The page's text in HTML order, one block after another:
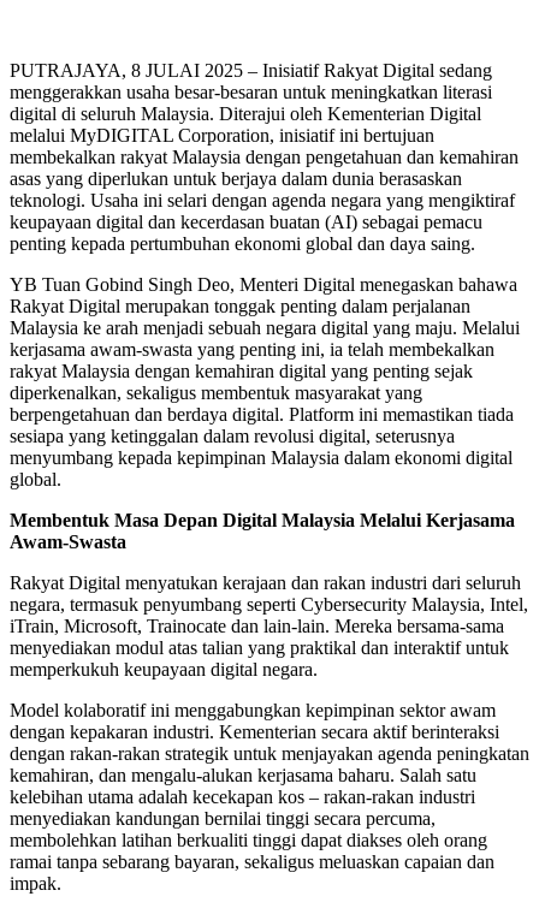
PUTRAJAYA, 8 JULAI 2025 – Inisiatif Rakyat Digital sedang
menggerakkan usaha besar-besaran untuk meningkatkan literasi
digital di seluruh Malaysia. Diterajui oleh Kementerian Digital
melalui MyDIGITAL Corporation, inisiatif ini bertujuan
membekalkan rakyat Malaysia dengan pengetahuan dan kemahiran
asas yang diperlukan untuk berjaya dalam dunia berasaskan
teknologi. Usaha ini selari dengan agenda negara yang mengiktiraf
keupayaan digital dan kecerdasan buatan (AI) sebagai pemacu
penting kepada pertumbuhan ekonomi global dan daya saing.
YB Tuan Gobind Singh Deo, Menteri Digital menegaskan bahawa
Rakyat Digital merupakan tonggak penting dalam perjalanan
Malaysia ke arah menjadi sebuah negara digital yang maju. Melalui
kerjasama awam-swasta yang penting ini, ia telah membekalkan
rakyat Malaysia dengan kemahiran digital yang penting sejak
diperkenalkan, sekaligus membentuk masyarakat yang
berpengetahuan dan berdaya digital. Platform ini memastikan tiada
sesiapa yang ketinggalan dalam revolusi digital, seterusnya
menyumbang kepada kepimpinan Malaysia dalam ekonomi digital
global.
Membentuk Masa Depan Digital Malaysia Melalui Kerjasama
Awam-Swasta
Rakyat Digital menyatukan kerajaan dan rakan industri dari seluruh
negara, termasuk penyumbang seperti Cybersecurity Malaysia, Intel,
iTrain, Microsoft, Trainocate dan lain-lain. Mereka bersama-sama
menyediakan modul atas talian yang praktikal dan interaktif untuk
memperkukuh keupayaan digital negara.
Model kolaboratif ini menggabungkan kepimpinan sektor awam
dengan kepakaran industri. Kementerian secara aktif berinteraksi
dengan rakan-rakan strategik untuk menjayakan agenda peningkatan
kemahiran, dan mengalu-alukan kerjasama baharu. Salah satu
kelebihan utama adalah kecekapan kos – rakan-rakan industri
menyediakan kandungan bernilai tinggi secara percuma,
membolehkan latihan berkualiti tinggi dapat diakses oleh orang
ramai tanpa sebarang bayaran, sekaligus meluaskan capaian dan
impak.